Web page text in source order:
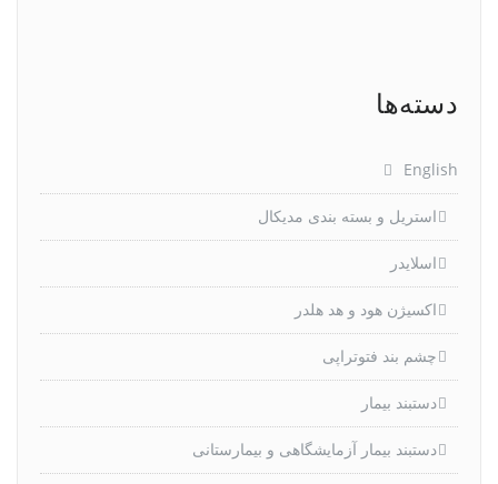
دسته‌ها
English
استریل و بسته بندی مدیکال
اسلایدر
اکسیژن هود و هد هلدر
چشم بند فتوتراپی
دستبند بیمار
دستبند بیمار آزمایشگاهی و بیمارستانی